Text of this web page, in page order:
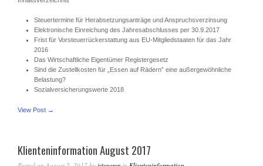
Steuertermine für Herabsetzungsanträge und Anspruchsverzinsung
Elektronische Einreichung des Jahresabschlusses per 30.9.2017
Frist für Vorsteuerrückerstattung aus EU-Mitgliedstaaten für das Jahr
2016
Das Wirtschaftliche Eigentümer Registergesetz
Sind die Zustellkosten für „Essen auf Rädern” eine außergewöhnliche
Belastung?
Sozialversicherungswerte 2018
View Post →
Klienteninformation August 2017